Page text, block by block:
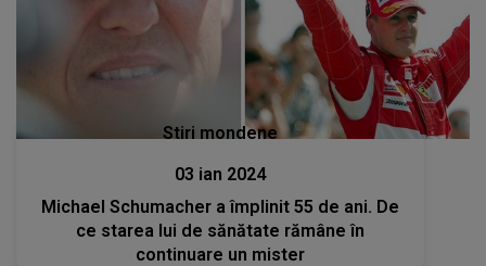
Stiri mondene
03 ian 2024
Michael Schumacher a împlinit 55 de ani. De
ce starea lui de sănătate rămâne în
continuare un mister